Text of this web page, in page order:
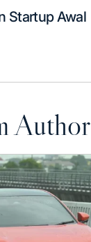
Startup Awal
Author